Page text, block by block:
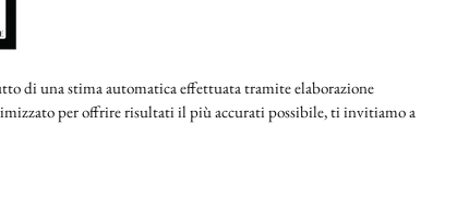
di una stima automatica effettuata tramite elaborazione
per offrire risultati il più accurati possibile, ti invitiamo a